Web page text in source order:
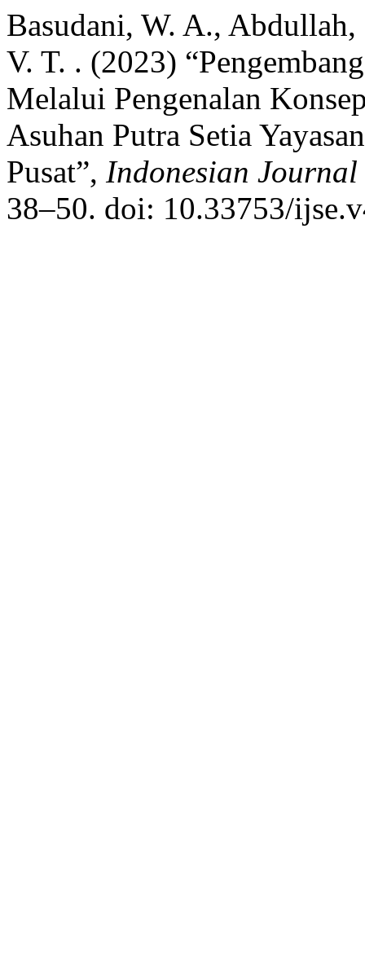
Basudani, W. A.,
V. T. . (2023)
Melalui Pengenalan
Asuhan Putra Setia
Pusat”, Indonesian Journal
38–50. doi: 10.33753/